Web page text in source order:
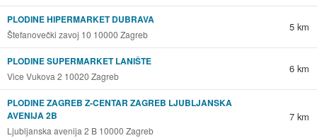
PLODINE HIPERMARKET DUBRAVA
Štefanovečki zavoj 10 10000 Zagreb
5 km
PLODINE SUPERMARKET LANIŠTE
Vice Vukova 2 10020 Zagreb
6 km
PLODINE ZAGREB Z-CENTAR ZAGREB LJUBLJANSKA
AVENIJA 2B
Ljubljanska avenija 2 B 10000 Zagreb
7 km